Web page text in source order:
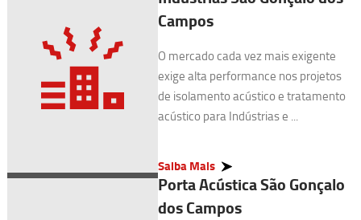
Campos
O mercado cada vez mais exigente
exige alta performance nos projetos
de isolamento acústico e tratamento
acústico para Indústrias e ...
Saiba Mais
Porta Acústica São Gonçalo
dos Campos